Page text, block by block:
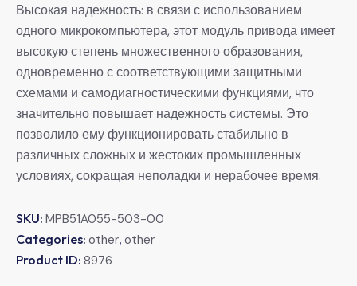
Высокая надежность: в связи с использованием
одного микрокомпьютера, этот модуль привода имеет
высокую степень множественного образования,
одновременно с соответствующими защитными
схемами и самодиагностическими функциями, что
значительно повышает надежность системы. Это
позволило ему функционировать стабильно в
различных сложных и жестоких промышленных
условиях, сокращая неполадки и нерабочее время.
SKU: MPB51A055-503-00
Categories: other, other
Product ID: 8976